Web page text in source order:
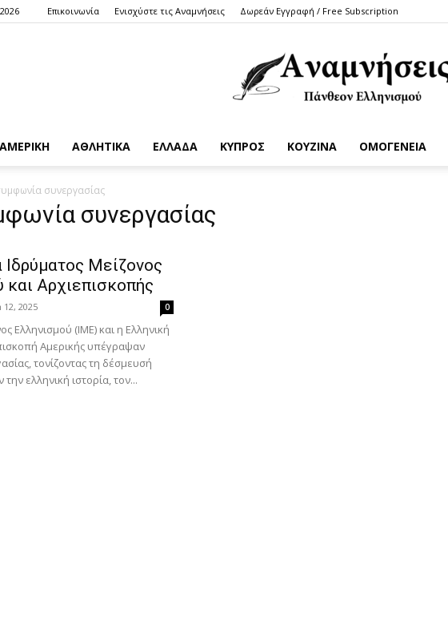
Επικοινωνία Ενισχύστε τις Αναμνήσεις Δωρεάν Εγγραφή / Free Subscription
ΑΜΕΡΙΚΗ ΑΘΛΗΤΙΚΑ ΕΛΛΑΔΑ ΚΥΠΡΟΣ ΚΟΥΖΙΝΑ ΟΜΟΓΕΝΕΙΑ
συνεργασίας
συνεργασίας
Ιδρύματος Μείζονος
και Αρχιεπισκοπής
12, 2025 0
Ελληνισμού (ΙΜΕ) και η Ελληνική
Αμερικής υπέγραψαν
τονίζοντας τη δέσμευσή
ελληνική ιστορία, τον...